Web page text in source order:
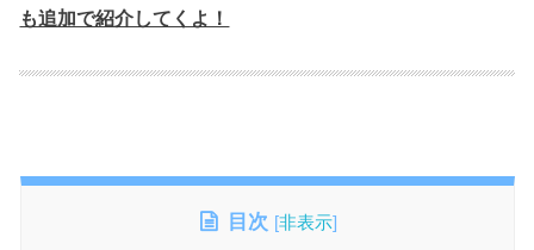
も追加で紹介してくよ！
目次 [非表示]